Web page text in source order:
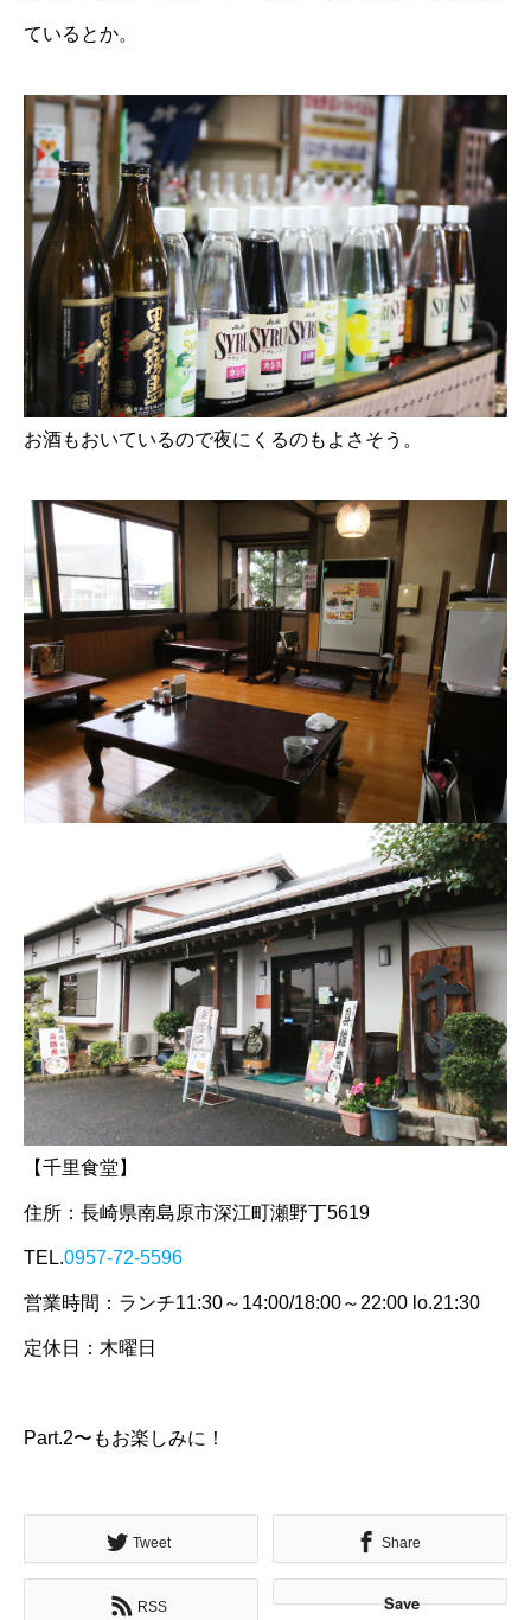
ているとか。
お酒もおいているので夜にくるのもよさそう。
【千里食堂】
住所：長崎県南島原市深江町瀬野丁5619
TEL.0957-72-5596
営業時間：ランチ11:30～14:00/18:00～22:00 lo.21:30
定休日：木曜日
Part.2〜もお楽しみに！
Tweet Share
RSS Save